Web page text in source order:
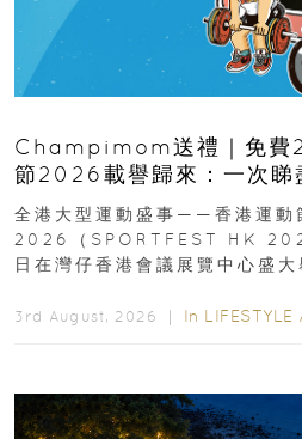
Champimom送禮｜免費
節2026載譽歸來：一次睇
動、街舞比賽＋逾百運動品
全港大型運動盛事——香港運動
2026（SPORTFEST HK
日在灣仔香港會議展覽中心盛
3rd August, 2026 ｜ In LIFESTYLE